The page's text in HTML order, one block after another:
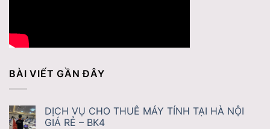
BÀI VIẾT GẦN ĐÂY
DỊCH VỤ CHO THUÊ MÁY TÍNH TẠI HÀ NỘI
GIÁ RẺ – BK4